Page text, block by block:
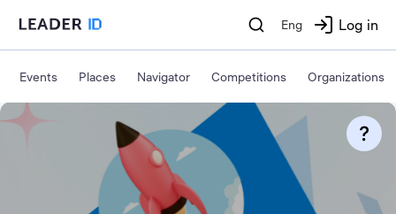
Eng Log in
Events Places Navigator Competitions Organizations